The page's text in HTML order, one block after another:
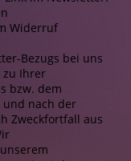
Widerruf
Bezugs bei uns
zu Ihrer
bzw. dem
nach der
Zweckfortfall aus